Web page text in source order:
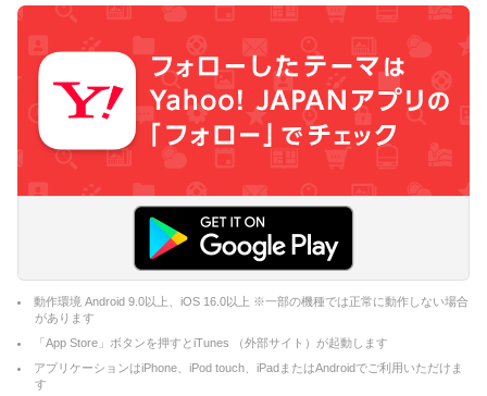
動作環境 Android 9.0以上、iOS 16.0以上 ※一部の機種では正常に動作しない場合
があります
「App Store」ボタンを押すとiTunes （外部サイト）が起動します
アプリケーションはiPhone、iPod touch、iPadまたはAndroidでご利用いただけま
す